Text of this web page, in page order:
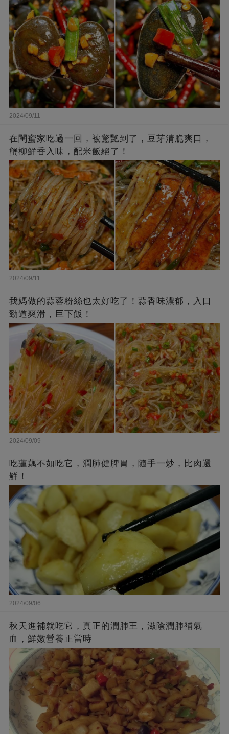
2024/09/11
在閨蜜家吃過一回，被驚艷到了，豆芽清脆爽口，
蟹柳鮮香入味，配米飯絕了！
2024/09/11
我媽做的蒜蓉粉絲也太好吃了！蒜香味濃郁，入口
勁道爽滑，巨下飯！
2024/09/09
吃蓮藕不如吃它，潤肺健脾胃，隨手一炒，比肉還
鮮！
2024/09/06
秋天進補就吃它，真正的潤肺王，滋陰潤肺補氣
血，鮮嫩營養正當時